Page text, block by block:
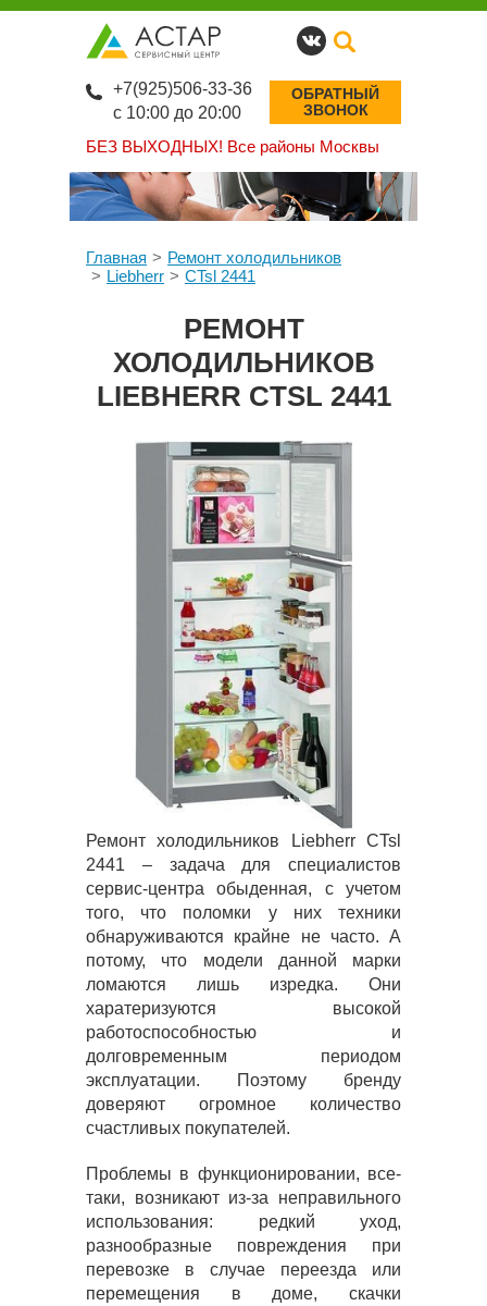
БЕЗ ВЫХОДНЫХ! Все районы Москвы
+7(925)506-33-36
с 10:00 до 20:00
ОБРАТНЫЙ
ЗВОНОК
Главная
Ремонт холодильников
Liebherr
CTsl 2441
РЕМОНТ
ХОЛОДИЛЬНИКОВ
LIEBHERR CTSL 2441
Ремонт холодильников Liebherr CTsl
2441 – задача для специалистов
сервис-центра обыденная, с учетом
того, что поломки у них техники
обнаруживаются крайне не часто. А
потому, что модели данной марки
ломаются лишь изредка. Они
харатеризуются высокой
работоспособностью и
долговременным периодом
эксплуатации. Поэтому бренду
доверяют огромное количество
счастливых покупателей.
Проблемы в функционировании, все-
таки, возникают из-за неправильного
использования: редкий уход,
разнообразные повреждения при
перевозке в случае переезда или
перемещения в доме, скачки